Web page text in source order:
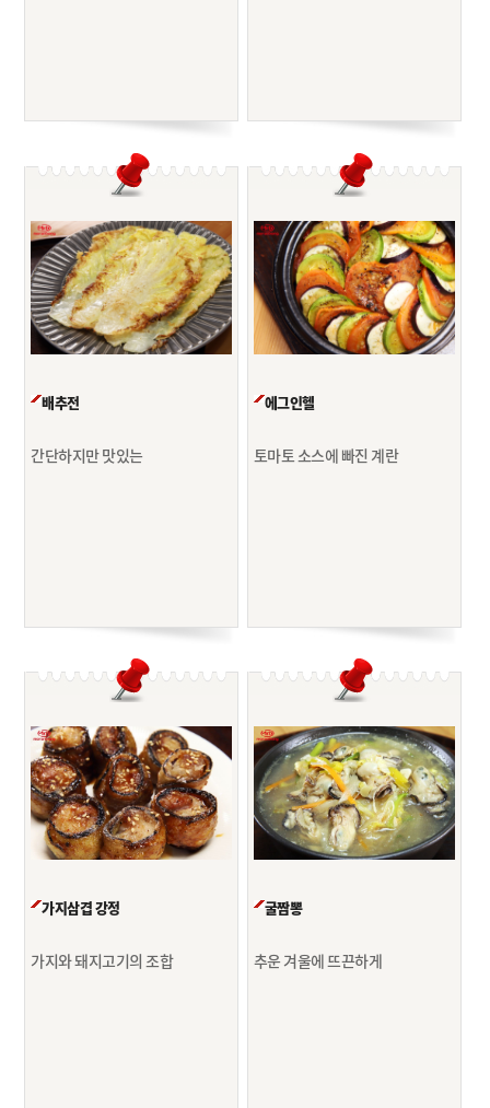
배추전
간단하지만 맛있는
에그인헬
토마토 소스에 빠진 계란
가지삼겹 강정
가지와 돼지고기의 조합
굴짬뽕
추운 겨울에 뜨끈하게